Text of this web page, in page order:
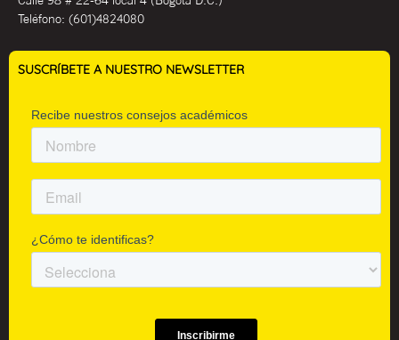
Teléfono: (601)4824080
SUSCRÍBETE A NUESTRO NEWSLETTER